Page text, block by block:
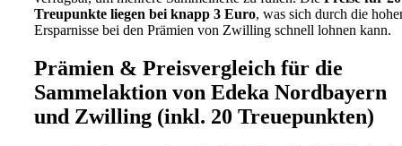
Treupunkte liegen bei knapp 3 Euro, was sich durch die
Ersparnisse bei den Prämien von Zwilling schnell lohnen kann.
Prämien & Preisvergleich für die
Sammelaktion von Edeka Nordbayern
und Zwilling (inkl. 20 Treuepunkten)